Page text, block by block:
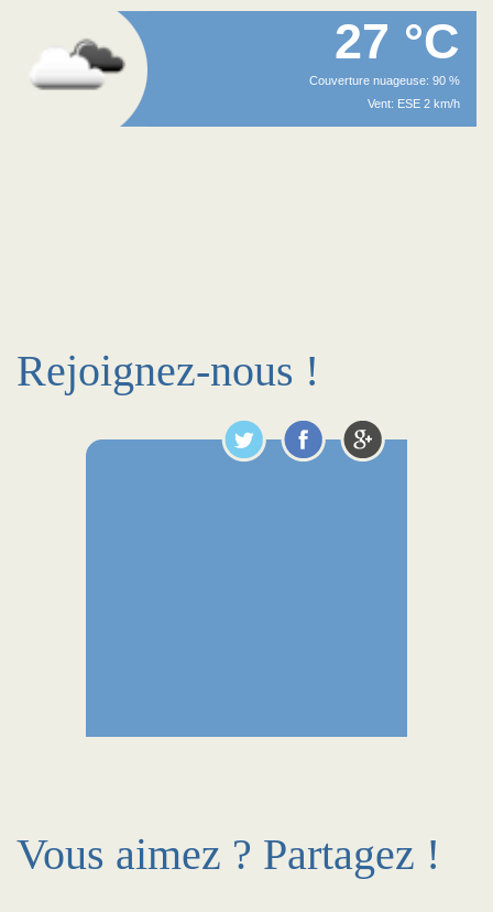
27 °C
Couverture nuageuse: 90 %
Vent: ESE 2 km/h
Rejoignez-nous !
Vous aimez ? Partagez !